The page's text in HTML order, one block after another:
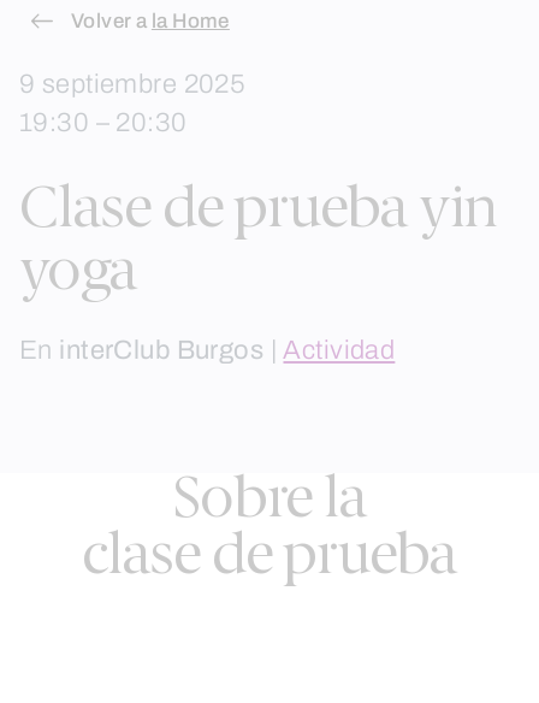
Skip
content
Volver a la Home
9 septiembre 2025
19:30 – 20:30
Clase de prueba yin
yoga
En interClub Burgos |Actividad
Sobre la
clase de prueba